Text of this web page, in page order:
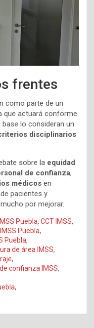
frentes
como parte de un
que actuará conforme
lo consideran un
disciplinarios
sobre la equidad
de confianza,
médicos en
pacientes y
por mejorar.
Puebla, CCT IMSS,
Puebla,
Puebla,
de área IMSS,
,
confianza IMSS,
,